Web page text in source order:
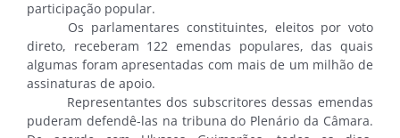
participação popular.
Os parlamentares constituintes, eleitos por voto
direto, receberam 122 emendas populares, das quais
algumas foram apresentadas com mais de um milhão de
assinaturas de apoio.
Representantes dos subscritores dessas emendas
puderam defendê-las na tribuna do Plenário da Câmara.